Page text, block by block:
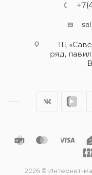
ТЦ
ряд,
2026 © Интернет-